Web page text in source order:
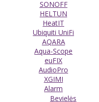
SONOFF
HELTUN
HeatIT
Ubiquiti UniFi
AQARA
Aqua-Scope
euFIX
AudioPro
XGIMI
Alarm
Bevielės